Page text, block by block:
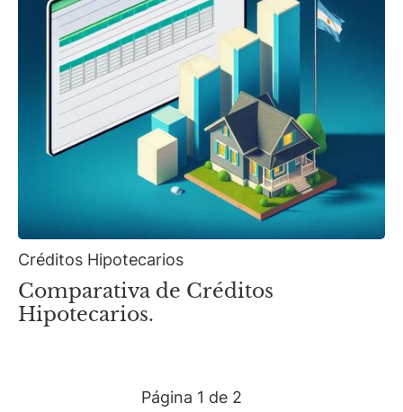
Créditos Hipotecarios
Comparativa de Créditos
Hipotecarios.
Página 1 de 2